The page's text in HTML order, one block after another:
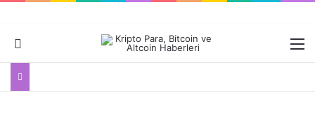
Dış görünümü değiştir